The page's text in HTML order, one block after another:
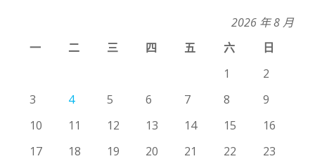
2026 年 8 月
一
二 三 四 五 六
日
1
2
3
4 5 6 7 8
9
10
11 12 13 14 15
16
17
18 19 20 21 22
23